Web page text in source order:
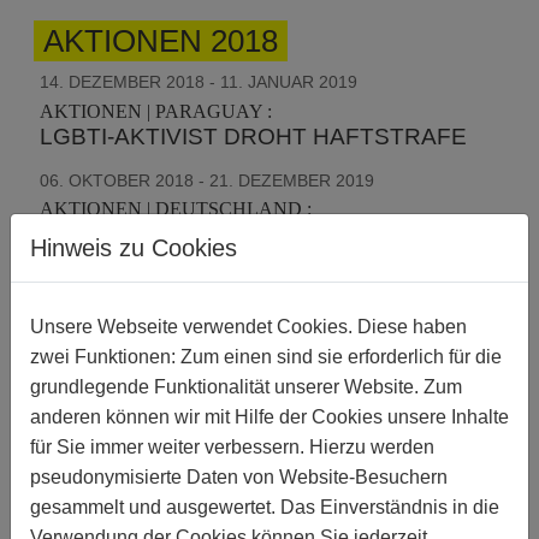
AKTIONEN 2018
14. DEZEMBER 2018 - 11. JANUAR 2019
AKTIONEN | PARAGUAY :
LGBTI-AKTIVIST DROHT HAFTSTRAFE
06. OKTOBER 2018 - 21. DEZEMBER 2019
AKTIONEN | DEUTSCHLAND :
DEUTSCHLAND:
INTERGESCHLECHTLICHE KINDER
SCHÜTZEN!
10. SEPTEMBER 2018 - 22. OKTOBER 2018
AKTIONEN | GUATEMALA :
DISKRIMINIERENDES GESETZ
30. JUNI 2018 - 04. MAI 2019
AKTIONEN | UKRAINE :
SCHUTZ FÜR DIE LGBTI-AKTIVISTIN
VITALINA KOVAL
Hinweis zu Cookies
Unsere Webseite verwendet Cookies. Diese haben
zwei Funktionen: Zum einen sind sie erforderlich für die
grundlegende Funktionalität unserer Website. Zum
anderen können wir mit Hilfe der Cookies unsere Inhalte
für Sie immer weiter verbessern. Hierzu werden
pseudonymisierte Daten von Website-Besuchern
gesammelt und ausgewertet. Das Einverständnis in die